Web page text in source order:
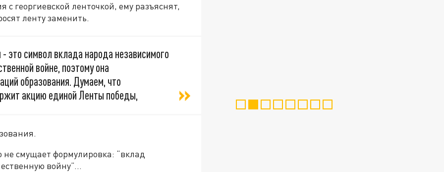
георгиевской ленточкой, ему разъяснят,
ленту заменить.
символ вклада народа независимого
войне, поэтому она
образования. Думаем, что
акцию единой Ленты победы,
смущает формулировка: “вклад
войну”…